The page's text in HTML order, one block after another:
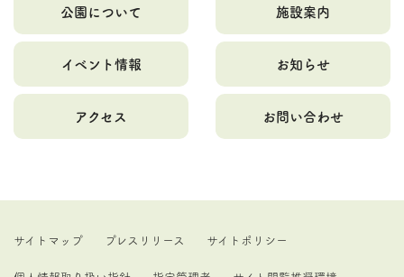
公園について 施設案内
イベント情報 お知らせ
アクセス お問い合わせ
サイトマップ プレスリリース サイトポリシー